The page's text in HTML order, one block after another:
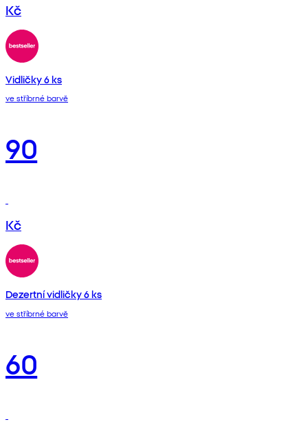
Kč
Vidličky 6 ks
ve stříbrné barvě
90
Kč
Dezertní vidličky 6 ks
ve stříbrné barvě
60